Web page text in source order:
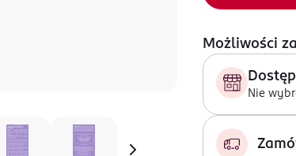
Możliwości
Nie